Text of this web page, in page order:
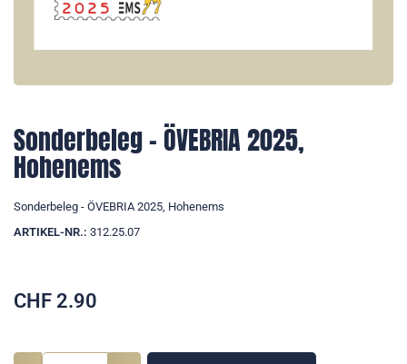
Sonderbeleg - ÖVEBRIA 2025,
Hohenems
Sonderbeleg - ÖVEBRIA 2025, Hohenems
ARTIKEL-NR.: 312.25.07
CHF 2.90